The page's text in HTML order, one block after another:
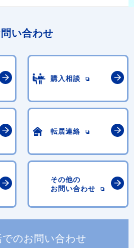
い合わせ
購入相談
転居連絡
その他の
お問い合わせ
でのお問い合わせ